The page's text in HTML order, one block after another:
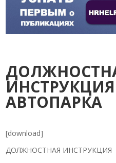
АВТОПАРКА
[download]
ДОЛЖНОСТНАЯ ИНСТРУКЦИЯ